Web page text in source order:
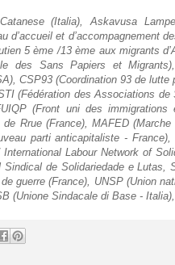
(Italia), Askavusa
d’accueil et d’accompagnement
5 ème /13 ème aux migrants
des Sans Papiers et
CSP93 (Coordination 93 de
(Fédération des Associations
(Front uni des immigrations
Rrue (France), MAFED
parti anticapitaliste -
Labour Network of
de Solidariedade e Lutas,
guerre (France), UNSP (Union
(Unione Sindacale di Base -